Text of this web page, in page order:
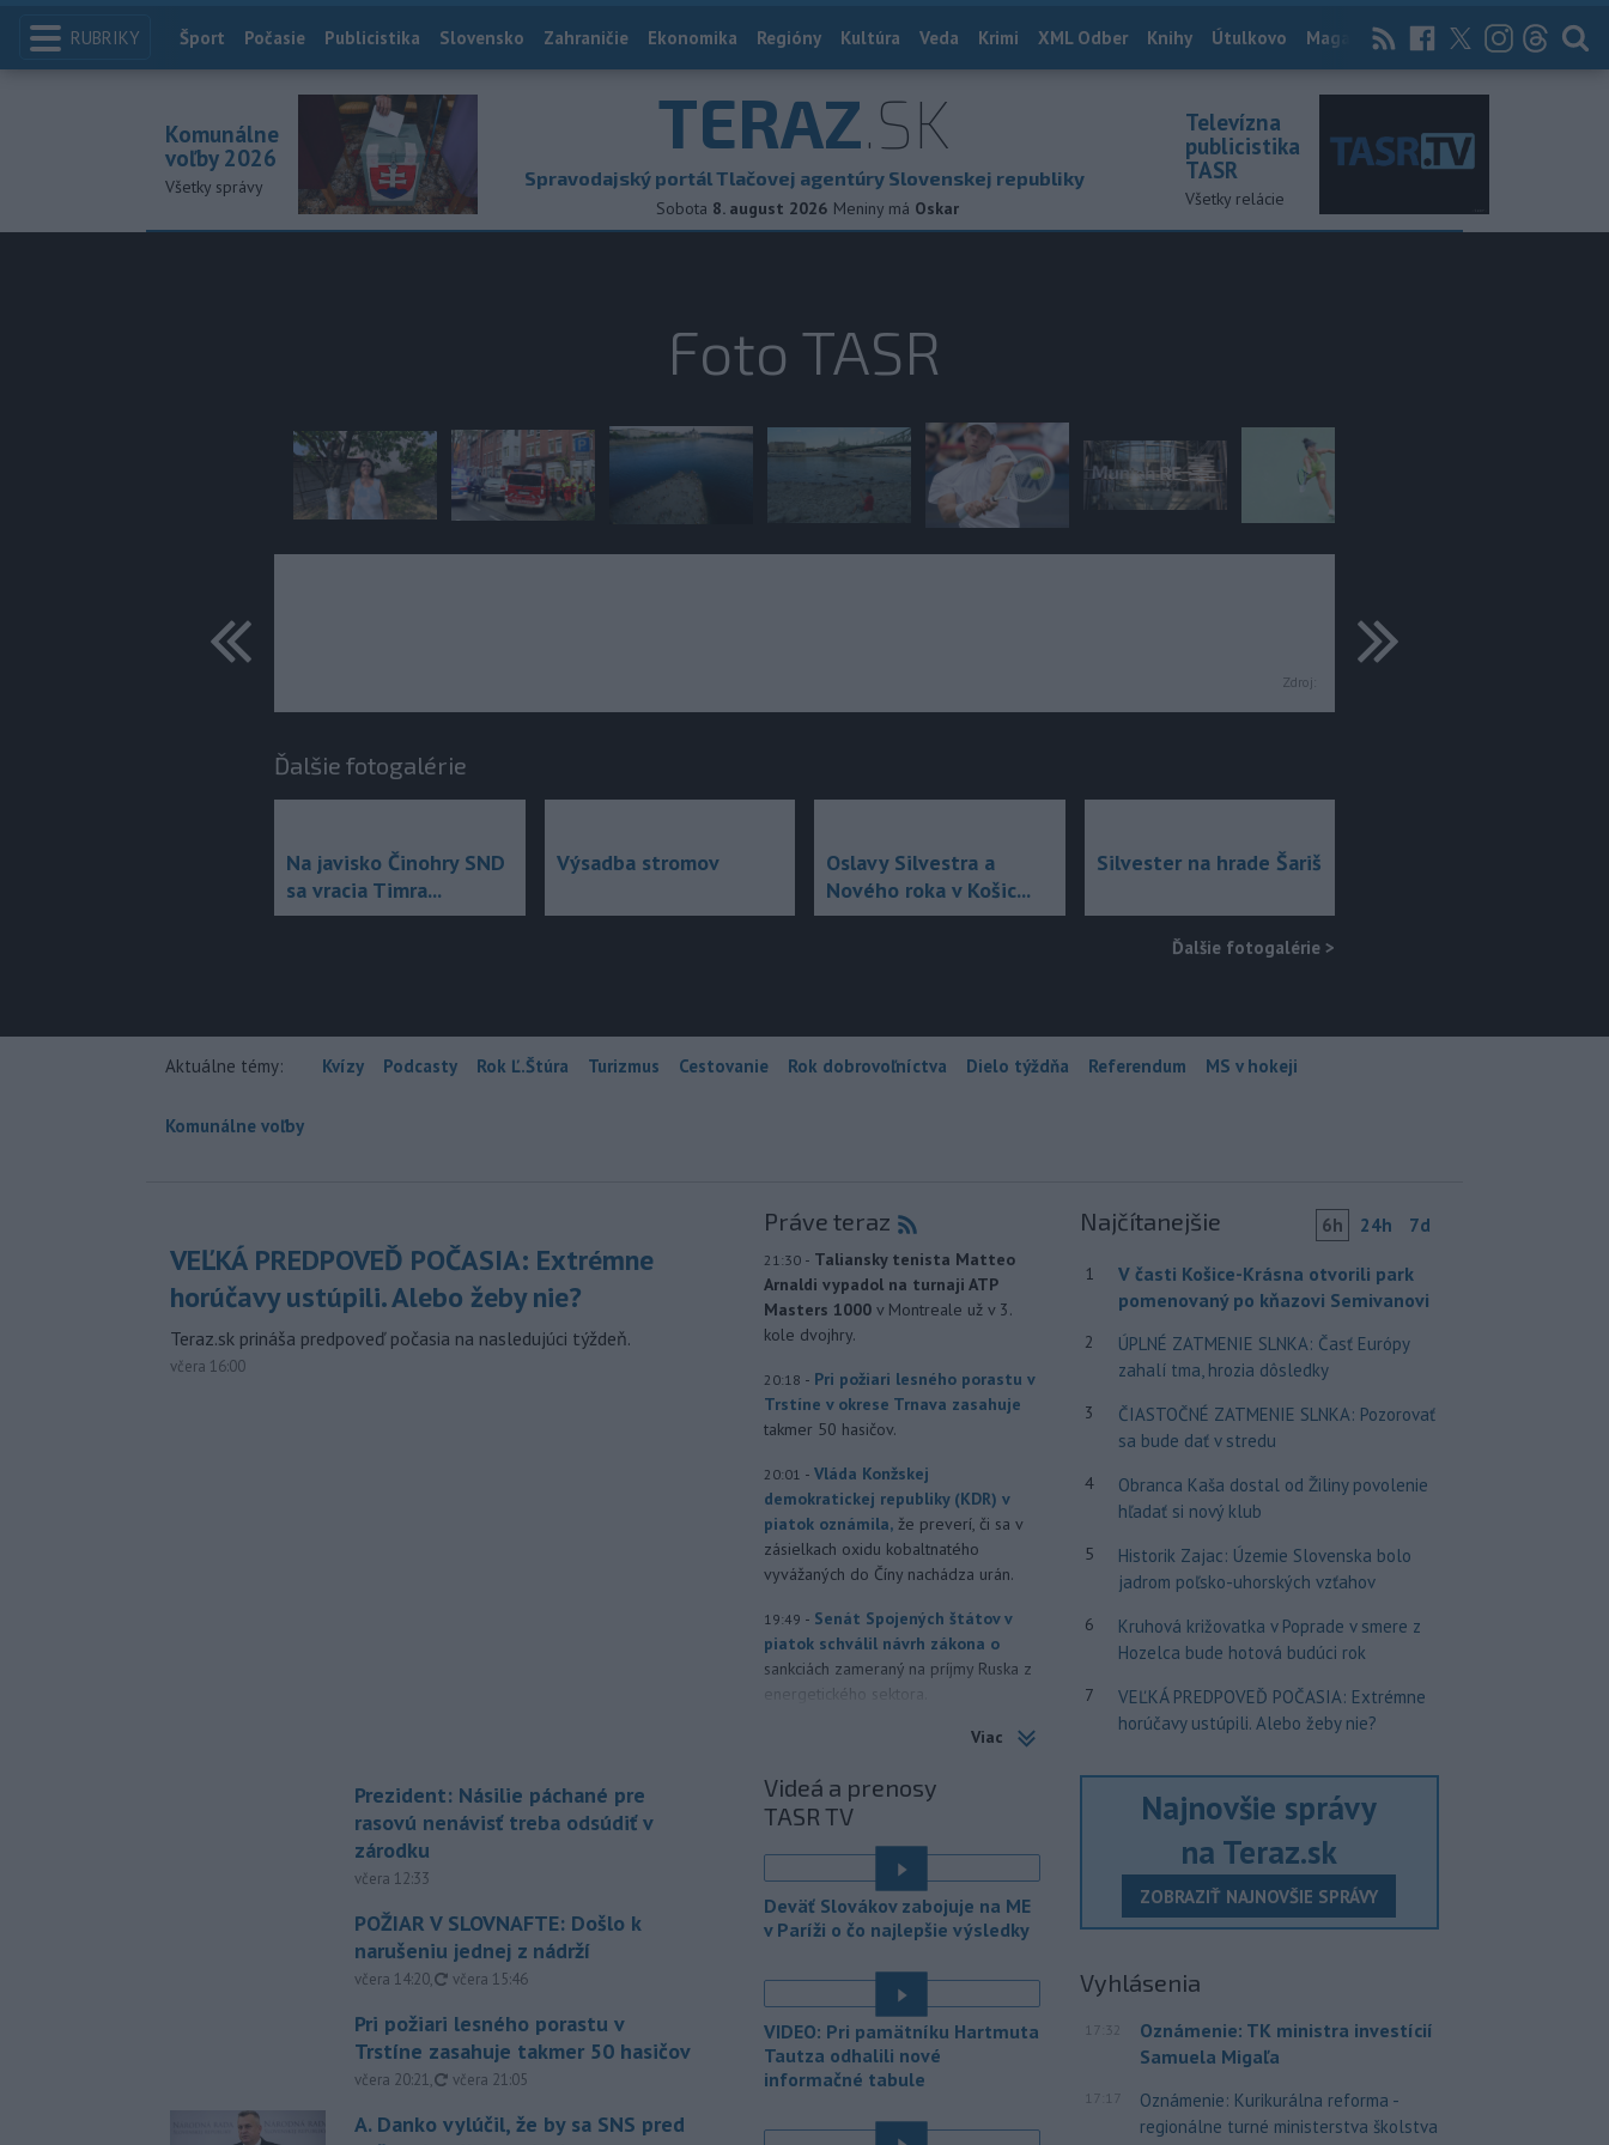
RUBRIKY Index
Šport Počasie Publicistika Slovensko Zahraničie Ekonomika Regióny Kultúra Veda Krimi XML Odber Knihy Útulkovo Magazín News Now Archív
TERAZ.SK
Spravodajský portál Tlačovej agentúry Slovenskej republiky
Sobota 8. august 2026 Meniny má Oskar
Komunálne
voľby 2026
Všetky správy
Televízna
publicistika
TASR
Všetky relácie
Foto TASR
Zdroj:
predchádzajúce ďalšie
Ďalšie fotogalérie
Na javisko Činohry SND
sa vracia Timra...
Výsadba stromov
Oslavy Silvestra a
Nového roka v Košic...
Silvester na hrade Šariš
Ďalšie fotogalérie >
Aktuálne témy: Kvízy Podcasty Rok Ľ.Štúra Turizmus Cestovanie Rok dobrovoľníctva Dielo týždňa Referendum MS v hokeji
Komunálne voľby
VEĽKÁ PREDPOVEĎ POČASIA: Extrémne
horúčavy ustúpili. Alebo žeby nie?
Teraz.sk prináša predpoveď počasia na nasledujúci týždeň.
včera 16:00
Prezident: Násilie páchané pre
rasovú nenávisť treba odsúdiť v
zárodku
včera 12:33
POŽIAR V SLOVNAFTE: Došlo k
narušeniu jednej z nádrží
včera 14:20, aktualizované
včera 15:46
Pri požiari lesného porastu v
Trstíne zasahuje takmer 50 hasičov
včera 20:21, aktualizované
včera 21:05
A. Danko vylúčil, že by sa SNS pred
Práve teraz
21:30 - Taliansky tenista Matteo
Arnaldi vypadol na turnaji ATP
Masters 1000 v Montreale už v 3.
kole dvojhry.
20:18 - Pri požiari lesného porastu v
Trstíne v okrese Trnava zasahuje
takmer 50 hasičov.
20:01 - Vláda Konžskej
demokratickej republiky (KDR) v
piatok oznámila, že preverí, či sa v
zásielkach oxidu kobaltnatého
vyvážaných do Číny nachádza urán.
19:49 - Senát Spojených štátov v
piatok schválil návrh zákona o
sankciách zameraný na príjmy Ruska z
energetického sektora.
Slovenská polícia prispela k
ktorý sa podarilo ukončiť
právoplatným odsúdením páchateľa v
15:21 - Piatkový požiar v
bratislavskej rafinérii Slovnaft je
pod kontrolou.Príčina jeho vzniku
TASR to potvrdil hovorca rafinérie
Anton Molnár.
15:17 - Ministerstvo kultúry (MK) SR
upraví verziu opatrenia o
pôsobnosti rezortu.
Viac
Videá a prenosy
TASR TV
Deväť Slovákov zabojuje na ME
v Paríži o čo najlepšie výsledky
VIDEO: Pri pamätníku Hartmuta
Tautza odhalili nové
informačné tabule
Najčítanejšie 6h 24h 7d
1
V časti Košice-Krásna otvorili park
pomenovaný po kňazovi Semivanovi
2
ÚPLNÉ ZATMENIE SLNKA: Časť Európy
zahalí tma, hrozia dôsledky
3
ČIASTOČNÉ ZATMENIE SLNKA: Pozorovať
sa bude dať v stredu
4
Obranca Kaša dostal od Žiliny povolenie
hľadať si nový klub
5
Historik Zajac: Územie Slovenska bolo
jadrom poľsko-uhorských vzťahov
6
Kruhová križovatka v Poprade v smere z
Hozelca bude hotová budúci rok
7
VEĽKÁ PREDPOVEĎ POČASIA: Extrémne
horúčavy ustúpili. Alebo žeby nie?
Najnovšie správy
na Teraz.sk
ZOBRAZIŤ NAJNOVŠIE SPRÁVY
Vyhlásenia
17:32
Oznámenie: TK ministra investícií
Samuela Migaľa
17:17
Oznámenie: Kurikurálna reforma -
regionálne turné ministerstva školstva